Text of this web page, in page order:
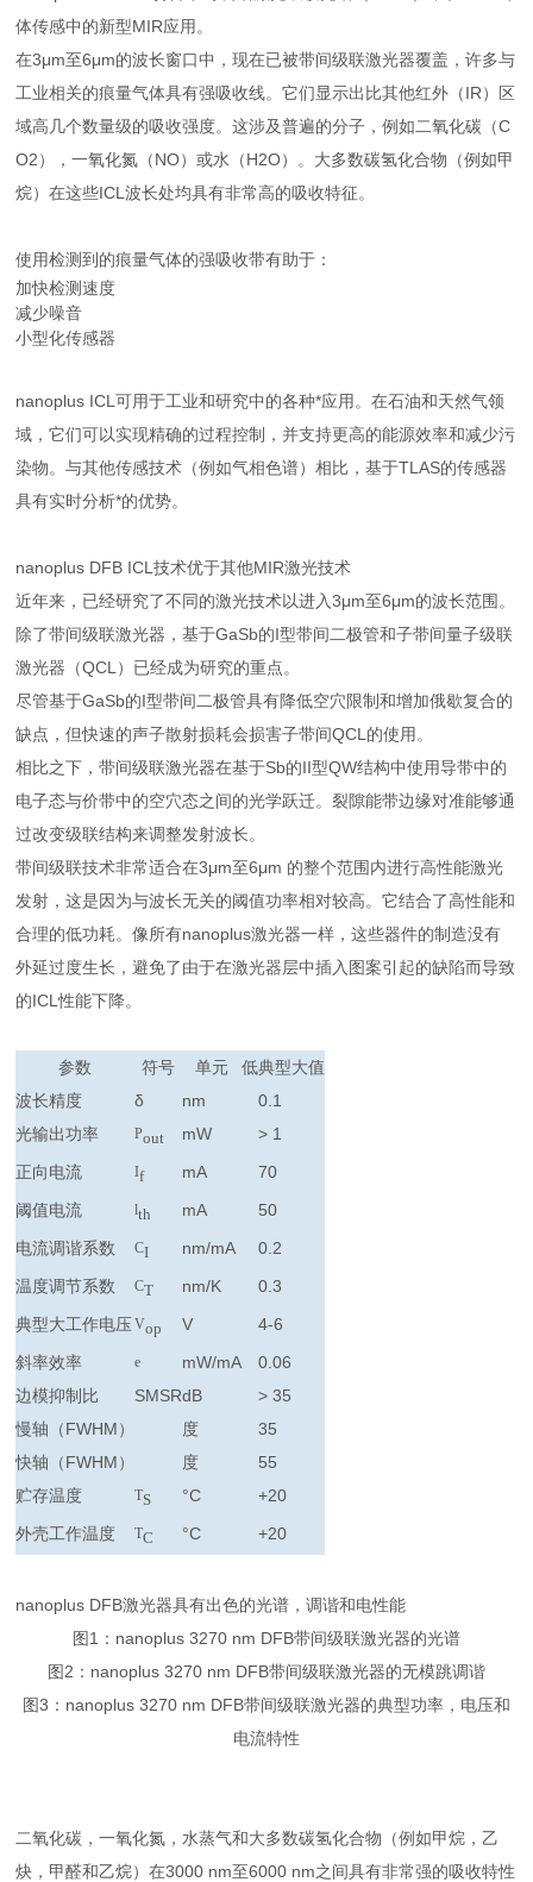
体传感中的新型MIR应用。
在3μm至6μm的波长窗口中，现在已被带间级联激光器覆盖，许多与
工业相关的痕量气体具有强吸收线。它们显示出比其他红外（IR）区
域高几个数量级的吸收强度。这涉及普遍的分子，例如二氧化碳（C
O2），一氧化氮（NO）或水（H2O）。大多数碳氢化合物（例如甲
烷）在这些ICL波长处均具有非常高的吸收特征。
使用检测到的痕量气体的强吸收带有助于：
加快检测速度
减少噪音
小型化传感器
nanoplus ICL可用于工业和研究中的各种*应用。在石油和天然气领
域，它们可以实现精确的过程控制，并支持更高的能源效率和减少污
染物。与其他传感技术（例如气相色谱）相比，基于TLAS的传感器
具有实时分析*的优势。
nanoplus DFB ICL技术优于其他MIR激光技术
近年来，已经研究了不同的激光技术以进入3μm至6μm的波长范围。
除了带间级联激光器，基于GaSb的I型带间二极管和子带间量子级联
激光器（QCL）已经成为研究的重点。
尽管基于GaSb的I型带间二极管具有降低空穴限制和增加俄歇复合的
缺点，但快速的声子散射损耗会损害子带间QCL的使用。
相比之下，带间级联激光器在基于Sb的II型QW结构中使用导带中的
电子态与价带中的空穴态之间的光学跃迁。裂隙能带边缘对准能够通
过改变级联结构来调整发射波长。
带间级联技术非常适合在3μm至6μm 的整个范围内进行高性能激光
发射，这是因为与波长无关的阈值功率相对较高。它结合了高性能和
合理的低功耗。像所有nanoplus激光器一样，这些器件的制造没有
外延过度生长，避免了由于在激光器层中插入图案引起的缺陷而导致
的ICL性能下降。
参数 符号 单元 低典型大值
波长精度
δ nm
0.1
光输出功率
Pout mW
> 1
正向电流
If mA
70
阈值电流
lth mA
50
电流调谐系数
CI nm/mA
0.2
温度调节系数
CT nm/K
0.3
典型大工作电压Vop V
4-6
斜率效率
e mW/mA
0.06
边模抑制比
SMSRdB
> 35
慢轴（FWHM）
度
35
快轴（FWHM）
度
55
贮存温度
TS °C
+20
外壳工作温度
TC °C +20
nanoplus DFB激光器具有出色的光谱，调谐和电性能
图1：nanoplus 3270 nm DFB带间级联激光器的光谱
图2：nanoplus 3270 nm DFB带间级联激光器的无模跳调谐
图3：nanoplus 3270 nm DFB带间级联激光器的典型功率，电压和
电流特性
二氧化碳，一氧化氮，水蒸气和大多数碳氢化合物（例如甲烷，乙
炔，甲醛和乙烷）在3000 nm至6000 nm之间具有非常强的吸收特性